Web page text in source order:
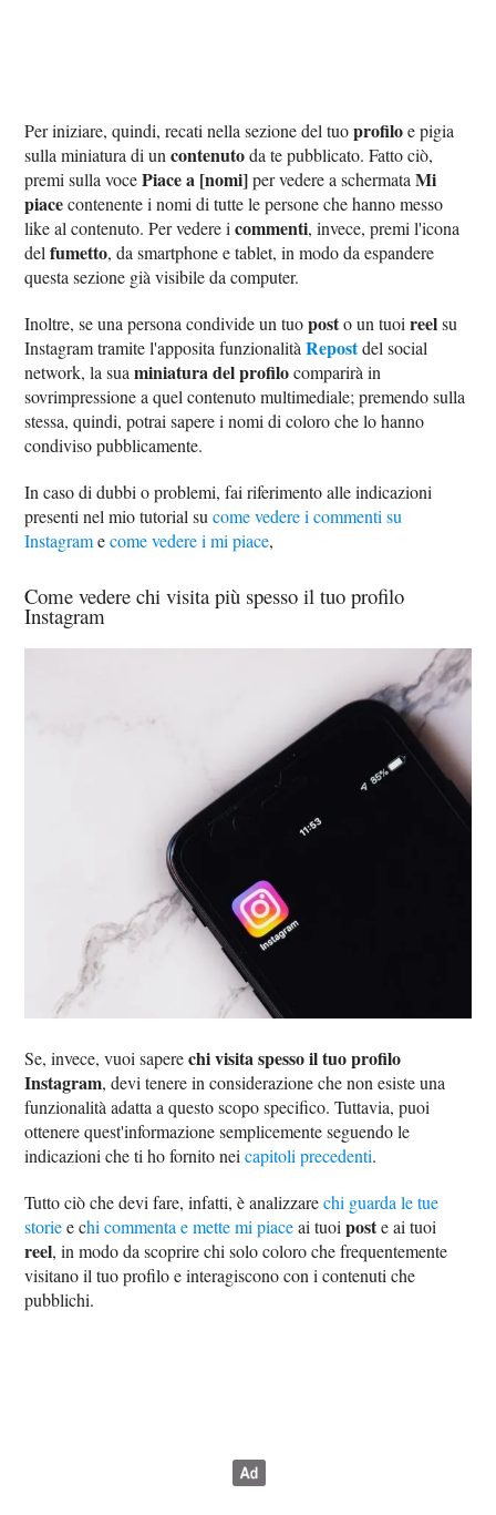
Per iniziare, quindi, recati nella sezione del tuoprofiloe pigia
sulla miniatura di uncontenutoda te pubblicato. Fatto ciò,
premi sulla vocePiace a [nomi]per vedere a schermataMi
piacecontenente i nomi di tutte le persone che hanno messo
like al contenuto. Per vedere icommenti, invece, premi l'icona
delfumetto, da smartphone e tablet, in modo da espandere
questa sezione già visibile da computer.
Inoltre, se una persona condivide un tuoposto un tuoireelsu
Instagram tramite l'apposita funzionalitàRepostdel social
network, la suaminiatura del profilocomparirà in
sovrimpressione a quel contenuto multimediale; premendo sulla
stessa, quindi, potrai sapere i nomi di coloro che lo hanno
condiviso pubblicamente.
In caso di dubbi o problemi, fai riferimento alle indicazioni
presenti nel mio tutorial sucome vedere i commenti su
Instagramecome vedere i mi piace,
Come vedere chi visita più spesso il tuo profilo
Instagram
Se, invece, vuoi saperechi visita spesso il tuo profilo
Instagram, devi tenere in considerazione che non esiste una
funzionalità adatta a questo scopo specifico. Tuttavia, puoi
ottenere quest'informazione semplicemente seguendo le
indicazioni che ti ho fornito neicapitoli precedenti.
Tutto ciò che devi fare, infatti, è analizzarechi guarda le tue
storiee chi commenta e mette mi piaceai tuoiposte ai tuoi
reel, in modo da scoprire chi solo coloro che frequentemente
visitano il tuo profilo e interagiscono con i contenuti che
pubblichi.